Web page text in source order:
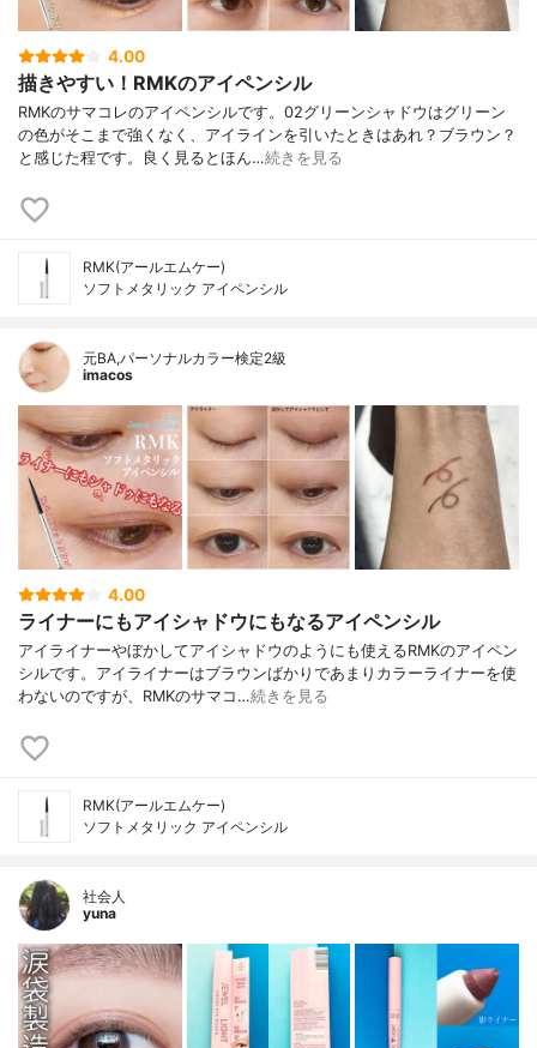
4.00
描きやすい！RMKのアイペンシル
RMKのサマコレのアイペンシルです。02グリーンシャドウはグリーン
の色がそこまで強くなく、アイラインを引いたときはあれ？ブラウン？
と感じた程です。良く見るとほん…続きを見る
RMK(アールエムケー)
ソフトメタリック アイペンシル
元BA,パーソナルカラー検定2級
imacos
4.00
ライナーにもアイシャドウにもなるアイペンシル
アイライナーやぼかしてアイシャドウのようにも使えるRMKのアイペン
シルです。アイライナーはブラウンばかりであまりカラーライナーを使
わないのですが、RMKのサマコ…続きを見る
RMK(アールエムケー)
ソフトメタリック アイペンシル
社会人
yuna